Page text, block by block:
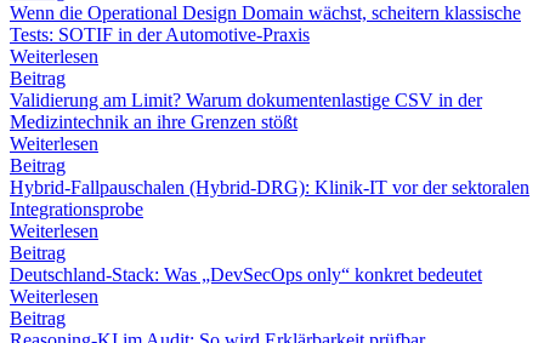
Wenn die Operational Design Domain wächst, scheitern klassische
Tests: SOTIF in der Automotive-Praxis
Weiterlesen
Beitrag
Validierung am Limit? Warum dokumentenlastige CSV in der
Medizintechnik an ihre Grenzen stößt
Weiterlesen
Beitrag
Hybrid-Fallpauschalen (Hybrid-DRG): Klinik-IT vor der sektoralen
Integrationsprobe
Weiterlesen
Beitrag
Deutschland-Stack: Was „DevSecOps only“ konkret bedeutet
Weiterlesen
Beitrag